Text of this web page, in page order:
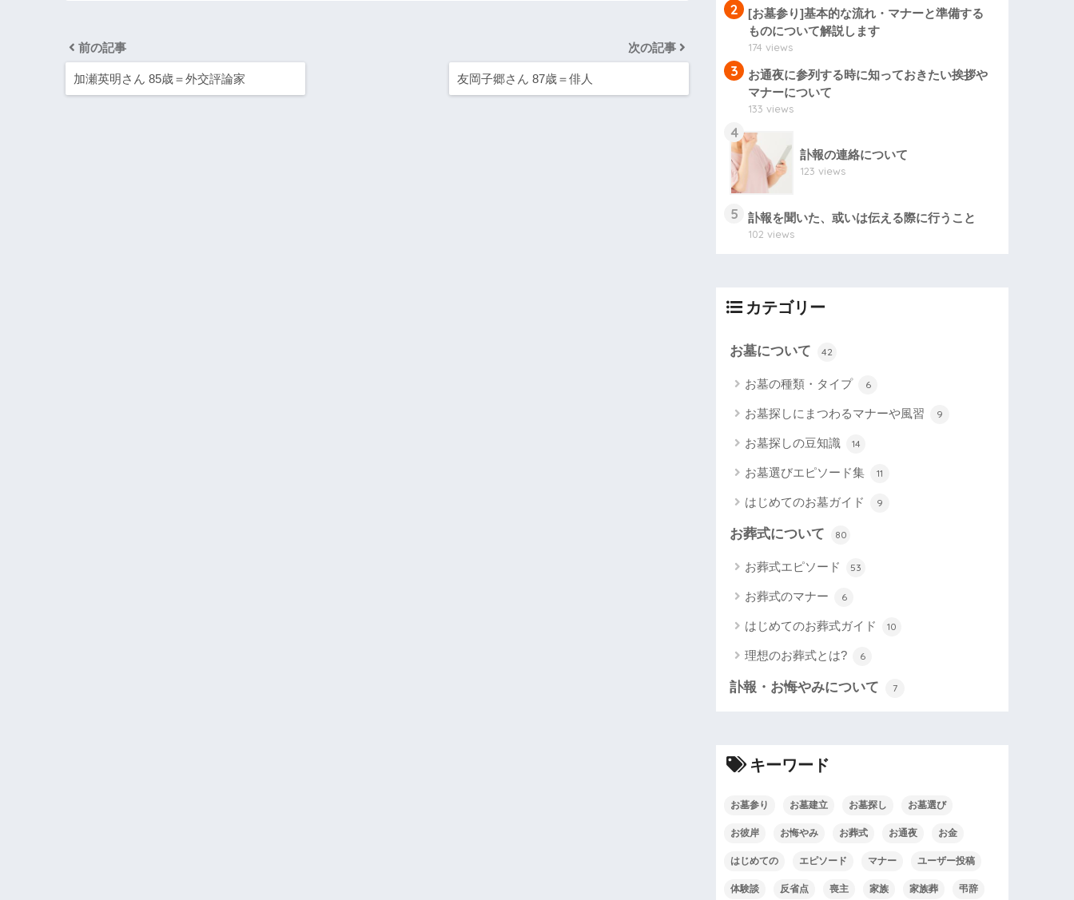
前の記事
加瀬英明さん 85歳＝外交評論家
次の記事
友岡子郷さん 87歳＝俳人
2
[お墓参り]基本的な流れ・マナーと準備する
ものについて解説します
174 views
3
お通夜に参列する時に知っておきたい挨拶や
マナーについて
133 views
4
訃報の連絡について
123 views
5 訃報を聞いた、或いは伝える際に行うこと
102 views
カテゴリー
お墓について 42
お墓の種類・タイプ 6
お墓探しにまつわるマナーや風習 9
お墓探しの豆知識 14
お墓選びエピソード集 11
はじめてのお墓ガイド 9
お葬式について 80
お葬式エピソード 53
お葬式のマナー 6
はじめてのお葬式ガイド 10
理想のお葬式とは? 6
訃報・お悔やみについて 7
キーワード
お墓参り お墓建立 お墓探し お墓選び
お彼岸 お悔やみ お葬式 お通夜 お金
はじめての エピソード マナー ユーザー投稿
体験談 反省点 喪主 家族 家族葬 弔辞